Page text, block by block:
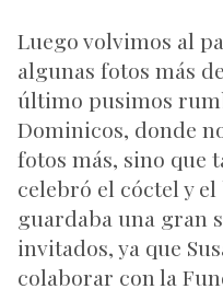
Luego volvimos al
algunas fotos más
último pusimos
Dominicos, donde
fotos más, sino que
celebró el cóctel y el
guardaba una gran
invitados, ya que
colaborar con la